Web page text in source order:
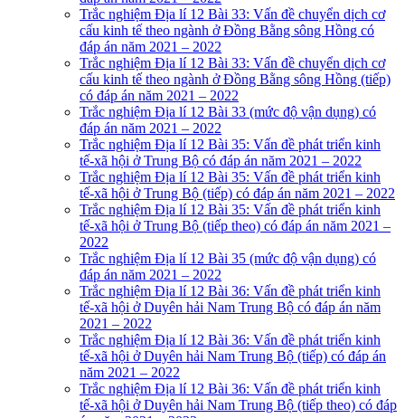
Trắc nghiệm Địa lí 12 Bài 33: Vấn đề chuyển dịch cơ
cấu kinh tế theo ngành ở Đồng Bằng sông Hồng có
đáp án năm 2021 – 2022
Trắc nghiệm Địa lí 12 Bài 33: Vấn đề chuyển dịch cơ
cấu kinh tế theo ngành ở Đồng Bằng sông Hồng (tiếp)
có đáp án năm 2021 – 2022
Trắc nghiệm Địa lí 12 Bài 33 (mức độ vận dụng) có
đáp án năm 2021 – 2022
Trắc nghiệm Địa lí 12 Bài 35: Vấn đề phát triển kinh
tế-xã hội ở Trung Bộ có đáp án năm 2021 – 2022
Trắc nghiệm Địa lí 12 Bài 35: Vấn đề phát triển kinh
tế-xã hội ở Trung Bộ (tiếp) có đáp án năm 2021 – 2022
Trắc nghiệm Địa lí 12 Bài 35: Vấn đề phát triển kinh
tế-xã hội ở Trung Bộ (tiếp theo) có đáp án năm 2021 –
2022
Trắc nghiệm Địa lí 12 Bài 35 (mức độ vận dụng) có
đáp án năm 2021 – 2022
Trắc nghiệm Địa lí 12 Bài 36: Vấn đề phát triển kinh
tế-xã hội ở Duyên hải Nam Trung Bộ có đáp án năm
2021 – 2022
Trắc nghiệm Địa lí 12 Bài 36: Vấn đề phát triển kinh
tế-xã hội ở Duyên hải Nam Trung Bộ (tiếp) có đáp án
năm 2021 – 2022
Trắc nghiệm Địa lí 12 Bài 36: Vấn đề phát triển kinh
tế-xã hội ở Duyên hải Nam Trung Bộ (tiếp theo) có đáp